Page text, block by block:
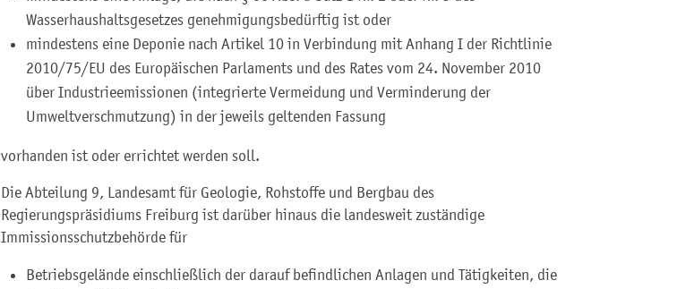
Wasserhaushaltsgesetzes genehmigungsbedürftig ist oder
mindestens eine Deponie nach Artikel 10 in Verbindung mit Anhang I der Richtlinie
2010/75/EU des Europäischen Parlaments und des Rates vom 24. November 2010
über Industrieemissionen (integrierte Vermeidung und Verminderung der
Umweltverschmutzung) in der jeweils geltenden Fassung
vorhanden ist oder errichtet werden soll.
Die Abteilung 9, Landesamt für Geologie, Rohstoffe und Bergbau des
Regierungspräsidiums Freiburg ist darüber hinaus die landesweit zuständige
Immissionsschutzbehörde für
Betriebsgelände einschließlich der darauf befindlichen Anlagen und Tätigkeiten, die